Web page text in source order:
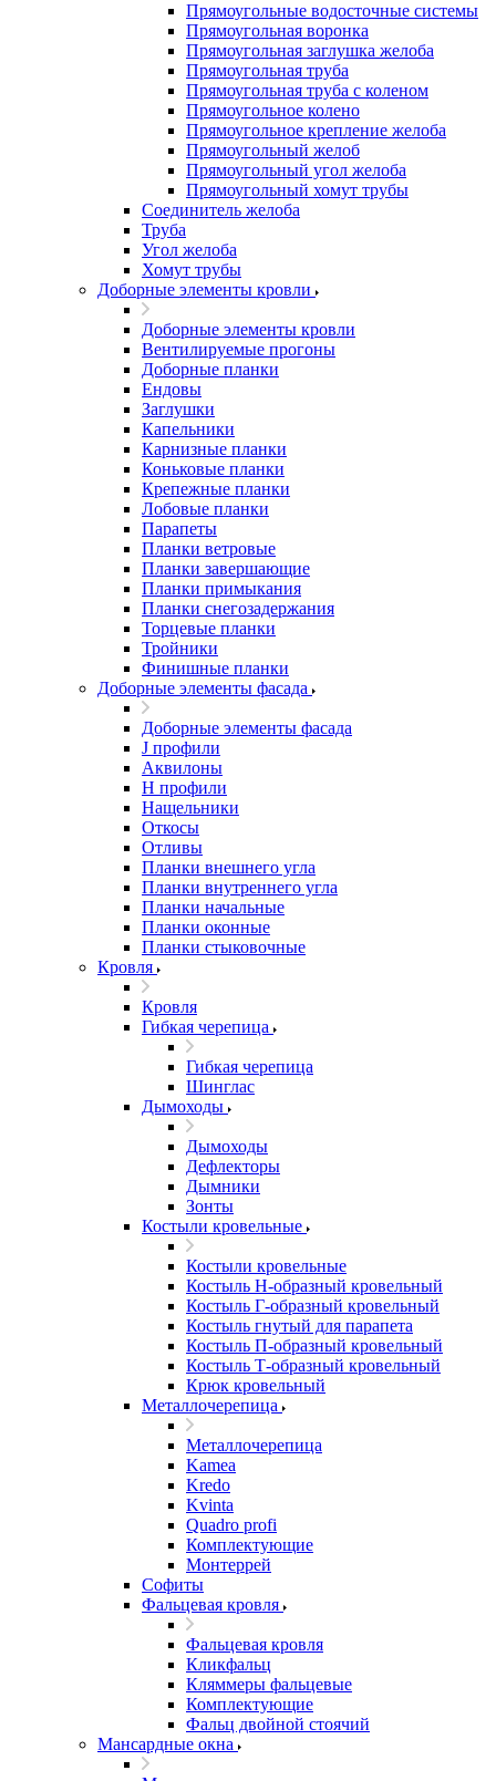
Прямоугольные водосточные системы
Прямоугольная воронка
Прямоугольная заглушка желоба
Прямоугольная труба
Прямоугольная труба c коленом
Прямоугольное колено
Прямоугольное крепление желоба
Прямоугольный желоб
Прямоугольный угол желоба
Прямоугольный хомут трубы
Соединитель желоба
Труба
Угол желоба
Хомут трубы
Доборные элементы кровли
Доборные элементы кровли
Вентилируемые прогоны
Доборные планки
Ендовы
Заглушки
Капельники
Карнизные планки
Коньковые планки
Крепежные планки
Лобовые планки
Парапеты
Планки ветровые
Планки завершающие
Планки примыкания
Планки снегозадержания
Торцевые планки
Тройники
Финишные планки
Доборные элементы фасада
Доборные элементы фасада
J профили
Аквилоны
Н профили
Нащельники
Откосы
Отливы
Планки внешнего угла
Планки внутреннего угла
Планки начальные
Планки оконные
Планки стыковочные
Кровля
Кровля
Гибкая черепица
Гибкая черепица
Шинглас
Дымоходы
Дымоходы
Дефлекторы
Дымники
Зонты
Костыли кровельные
Костыли кровельные
Костыль H-образный кровельный
Костыль Г-образный кровельный
Костыль гнутый для парапета
Костыль П-образный кровельный
Костыль Т-образный кровельный
Крюк кровельный
Металлочерепица
Металлочерепица
Kamea
Kredo
Kvinta
Quadro profi
Комплектующие
Монтеррей
Софиты
Фальцевая кровля
Фальцевая кровля
Кликфальц
Кляммеры фальцевые
Комплектующие
Фальц двойной стоячий
Мансардные окна